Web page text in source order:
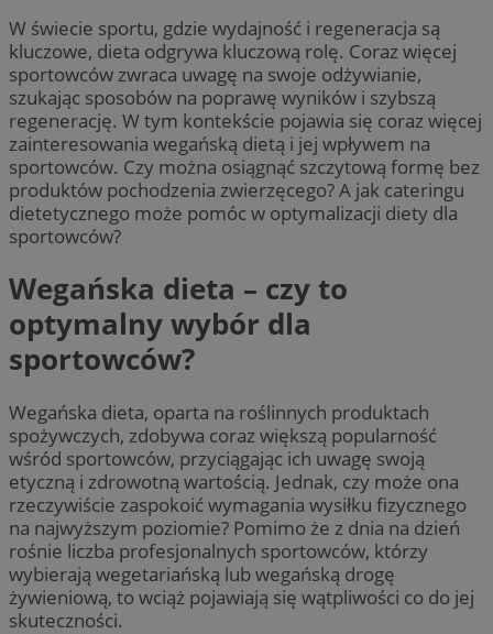
W świecie sportu, gdzie wydajność i regeneracja są
kluczowe, dieta odgrywa kluczową rolę. Coraz więcej
sportowców zwraca uwagę na swoje odżywianie,
szukając sposobów na poprawę wyników i szybszą
regenerację. W tym kontekście pojawia się coraz więcej
zainteresowania wegańską dietą i jej wpływem na
sportowców. Czy można osiągnąć szczytową formę bez
produktów pochodzenia zwierzęcego? A jak cateringu
dietetycznego może pomóc w optymalizacji diety dla
sportowców?
Wegańska dieta – czy to
optymalny wybór dla
sportowców?
Wegańska dieta, oparta na roślinnych produktach
spożywczych, zdobywa coraz większą popularność
wśród sportowców, przyciągając ich uwagę swoją
etyczną i zdrowotną wartością. Jednak, czy może ona
rzeczywiście zaspokoić wymagania wysiłku fizycznego
na najwyższym poziomie? Pomimo że z dnia na dzień
rośnie liczba profesjonalnych sportowców, którzy
wybierają wegetariańską lub wegańską drogę
żywieniową, to wciąż pojawiają się wątpliwości co do jej
skuteczności.